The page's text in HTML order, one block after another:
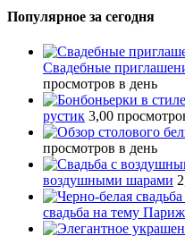
Популярное за сегодня
Свадебные
просмотров в день
рустик 3,00
просмотров в день
воздушными шарами
свадьба на тему